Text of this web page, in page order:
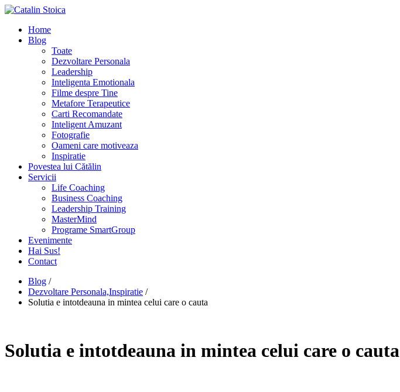
Home
Blog
Toate
Dezvoltare Personala
Leadership
Inteligenta Emotionala
Filme despre Tine
Metafore Terapeutice
Carti Recomandate
Inteligent Amuzant
Fotografie
Oameni care motiveaza
Inspiratie
Povestea lui Cătălin
Servicii
Life Coaching
Business Coaching
Leadership Training
MasterMind
Programe SmartGroup
Evenimente
Hai Sus!
Contact
Blog /
Dezvoltare Personala,Inspiratie /
Solutia e intotdeauna in mintea celui care o cauta
Solutia e intotdeauna in mintea celui care o cauta